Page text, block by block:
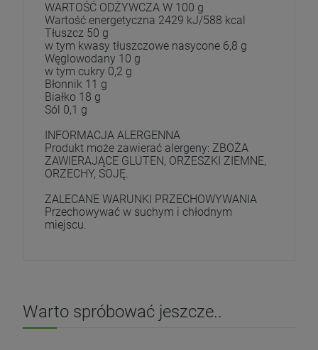
WARTOŚĆ ODŻYWCZA W 100 g
Wartość energetyczna 2429 kJ/588 kcal
Tłuszcz 50 g
w tym kwasy tłuszczowe nasycone 6,8 g
Węglowodany 10 g
w tym cukry 0,2 g
Błonnik 11 g
Białko 18 g
Sól 0,1 g
INFORMACJA ALERGENNA
Produkt może zawierać alergeny: ZBOŻA
ZAWIERAJĄCE GLUTEN, ORZESZKI ZIEMNE,
ORZECHY, SOJĘ.
ZALECANE WARUNKI PRZECHOWYWANIA
Przechowywać w suchym i chłodnym
miejscu.
Warto spróbować jeszcze..